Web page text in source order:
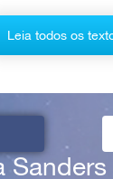
Leia todos os
Sanders